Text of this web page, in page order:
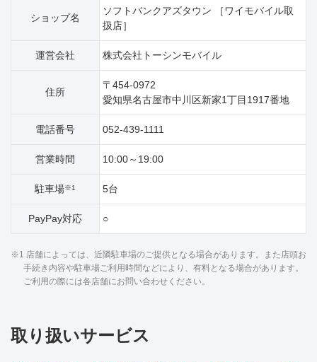
ショップ名
ソフトバンクアズタウン ［ワイモバイル取
扱店］
運営会社 株式会社トーシンモバイル
住所
〒454-0972
愛知県名古屋市中川区新家1丁目1917番地
電話番号 052-439-1111
営業時間 10:00～19:00
駐車場※1 5台
PayPay対応 ○
※1 店舗によっては、近隣駐車場のご提供となる場合があります。また店頭お
手続き内容や駐車場ご利用時間などにより、有料となる場合があります。
ご利用の際には各店舗にお問い合わせください。
取り扱いサービス